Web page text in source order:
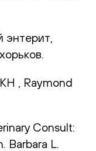
энтерит,
, Raymond
Consult:
L.